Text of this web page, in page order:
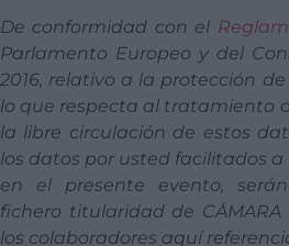
De conformidad con el
Parlamento Europeo y del
2016, relativo a la protección
lo que respecta al tratamiento
la libre circulación de estos
los datos por usted facilitados
en el presente evento,
fichero titularidad de CÁMARA
los colaboradores aquí